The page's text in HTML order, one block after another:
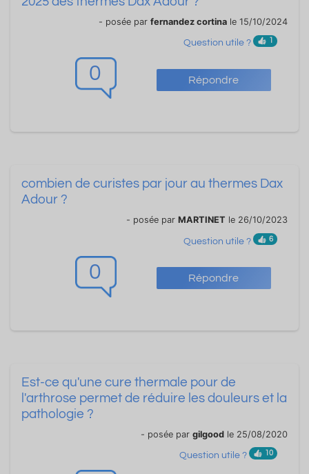
0 Répondre
- posée par fernandez cortina le 15/10/2024
Question utile ? 1
0 Répondre
combien de curistes par jour au thermes Dax
Adour ?
- posée par MARTINET le 26/10/2023
Question utile ? 6
Est-ce qu'une cure thermale pour de
l'arthrose permet de réduire les douleurs et la
pathologie ?
- posée par gilgood le 25/08/2020
Question utile ? 10